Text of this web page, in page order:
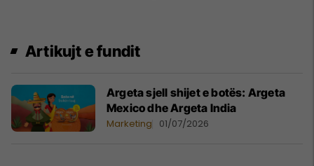
Artikujt e fundit
Argeta sjell shijet e botës: Argeta
Mexico dhe Argeta India
Marketing 01/07/2026